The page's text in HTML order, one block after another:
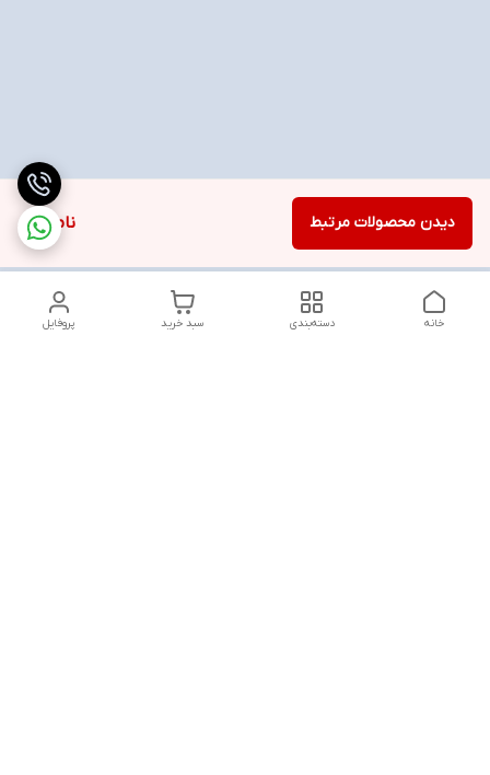
ناموجود دیدن محصولات مرتبط
پروفایل سبد خرید دسته‌بندی خانه